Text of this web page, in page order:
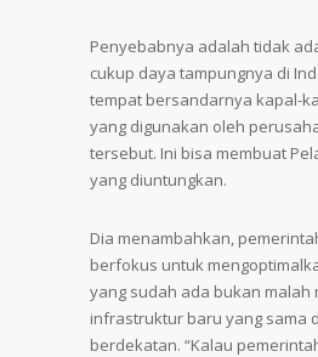
Penyebabnya adalah tidak
cukup daya tampungnya di
tempat bersandarnya kapal-
yang digunakan oleh
tersebut. Ini bisa membuat
yang diuntungkan.
Dia menambahkan,
berfokus untuk
yang sudah ada bukan malah
infrastruktur baru yang sama
berdekatan. “Kalau